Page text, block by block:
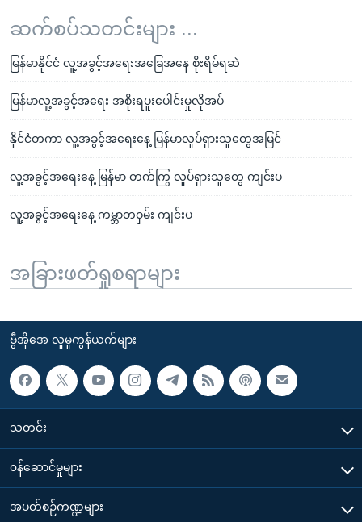
ဆက်စပ်သတင်းများ ...
မြန်မာနိုင်ငံ လူ့အခွင့်အရေးအခြေအနေ စိုးရိမ်ရဆဲ
မြန်မာလူ့အခွင့်အရေး အစိုးရပူးပေါင်းမှုလိုအပ်
နိုင်ငံတကာ လူ့အခွင့်အရေးနေ့ မြန်မာလှုပ်ရှားသူတွေအမြင်
လူ့အခွင့်အရေးနေ့ မြန်မာ တက်ကြွ လှုပ်ရှားသူတွေ ကျင်းပ
လူ့အခွင့်အရေးနေ့ ကမ္ဘာတဝှမ်း ကျင်းပ
အခြားဖတ်ရှုစရာများ
ဗွီအိုအေ လူမှုကွန်ယက်များ
သတင်း
၀န်ဆောင်မှုများ
အပတ်စဉ်ကဏ္ဍများ